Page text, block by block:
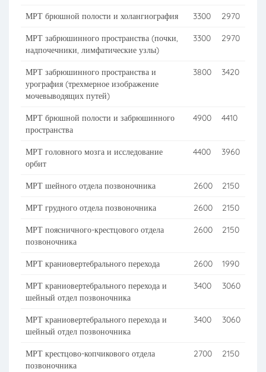
МРТ брюшной полости и холангиография 3300 2970
МРТ забрюшинного пространства (почки,
надпочечники, лимфатические узлы)
3300 2970
МРТ забрюшинного пространства и
урография (трехмерное изображение
мочевыводящих путей)
3800 3420
МРТ брюшной полости и забрюшинного
пространства
4900 4410
МРТ головного мозга и исследование
орбит
4400 3960
МРТ шейного отдела позвоночника 2600 2150
МРТ грудного отдела позвоночника 2600 2150
МРТ поясничного-крестцового отдела
позвоночника
2600 2150
МРТ краниовертебрального перехода 2600 1990
МРТ краниовертебрального перехода и
шейный отдел позвоночника
3400 3060
МРТ краниовертебрального перехода и
шейный отдел позвоночника
3400 3060
МРТ крестцово-копчикового отдела
позвоночника
2700 2150